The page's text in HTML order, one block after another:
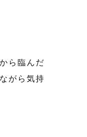
ら臨んだ
がら気持